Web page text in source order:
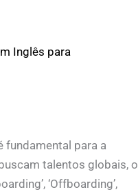
Inglês para
fundamental para a
talentos globais, o
‘Offboarding’,